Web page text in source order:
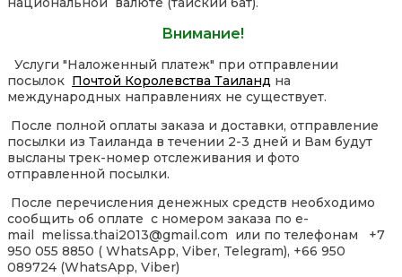
Внимание!
Услуги "Наложенный платеж" при отправлении
посылок Почтой Королевства Таиланд на
международных направлениях не существует.
После полной оплаты заказа и доставки, отправление
посылки из Таиланда в течении 2-3 дней и Вам будут
высланы трек-номер отслеживания и фото
отправленной посылки.
После перечисления денежных средств необходимо
сообщить об оплате с номером заказа по e-
mail melissa.thai2013@gmail.com или по телефонам +7
950 055 8850 ( WhatsApp, Viber, Telegram), +66 950
089724 (WhatsApp, Viber)